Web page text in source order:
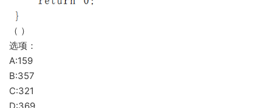
（ ）
选项：
A:159
B:357
C:321